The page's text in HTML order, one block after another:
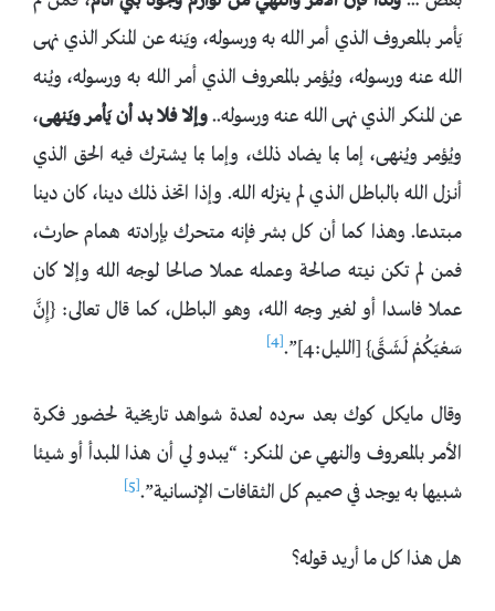
يَأمر بالمعروف الذي أمر الله به ورسوله، ويَنه عن المنكر الذي نهى
الله عنه ورسوله، ويُؤمر بالمعروف الذي أمر الله به ورسوله، ويُنه
عن المنكر الذي نهى الله عنه ورسوله..وإلا فلا بد أن يَأمر ويَنهى،
ويُؤمر ويُنهى، إما بما يضاد ذلك، وإما بما يشترك فيه الحق الذي
أنزل الله بالباطل الذي لم ينزله الله. وإذا اتخذ ذلك دينا، كان دينا
مبتدعا. وهذا كما أن كل بشر فإنه متحرك بإرادته همام حارث،
فمن لم تكن نيته صالحة وعمله عملا صالحا لوجه الله وإلا كان
عملا فاسدا أو لغير وجه الله، وهو الباطل، كما قال تعالى: {إِنَّ
سَعْيَكُمْ لَشَتَّى} [الليل:4]”.
[4]
وقال مايكل كوك بعد سرده لعدة شواهد تاريخية لحضور فكرة
الأمر بالمعروف والنهي عن المنكر: “يبدو لي أن هذا المبدأ أو شيئا
شبيها به يوجد في صميم كل الثقافات الإنسانية”.[5]
هل هذا كل ما أريد قوله؟